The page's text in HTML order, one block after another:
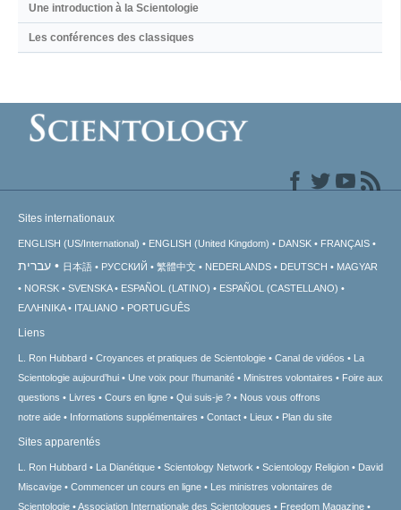
Une introduction à la Scientologie
Les conférences des classiques
Sites internationaux
ENGLISH (US/International) ENGLISH (United Kingdom) DANSK FRANÇAIS
עברית 日本語 РУССКИЙ 繁體中文 NEDERLANDS DEUTSCH
MAGYAR
NORSK
SVENSKA ESPAÑOL (LATINO)
ESPAÑOL (CASTELLANO)
ΕΛΛΗΝΙΚA
ITALIANO PORTUGUÊS
Liens
L. Ron Hubbard Croyances et pratiques de Scientologie Canal de vidéos
La
Scientologie aujourd’hui
Une voix pour l’humanité Ministres volontaires
Foire aux
questions
Livres Cours en ligne Qui suis-je ?
Nous vous offrons
notre aide
Informations supplémentaires Contact Lieux Plan du site
Sites apparentés
L. Ron Hubbard La Dianétique Scientology Network Scientology Religion
David
Miscavige
Commencer un cours en ligne
Les ministres volontaires de
Scientologie
Association Internationale des Scientologues Freedom Magazine